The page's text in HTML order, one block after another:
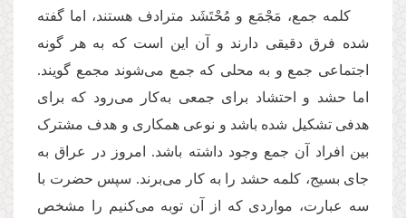
کلمه جمع، مَجْمَع و مُحْتَشَد مترادف هستند، اما گفته
شده فرق دقیقی دارند و آن این است که به هر گونه
اجتماعی جمع و به محلی که جمع می‌شوند مجمع گویند.
اما حشد و احتشاد برای جمعی به‌کار می‌رود که برای
هدفی تشکیل شده باشد و نوعی همکاری و هدف مشترک
بین افراد آن جمع وجود داشته باشد. امروز در عراق به
جای بسیج، کلمه حشد را به کار می‌برند. سپس حضرت با
سه عبارت، مواردی که از آن توبه می‌کنیم را مشخص